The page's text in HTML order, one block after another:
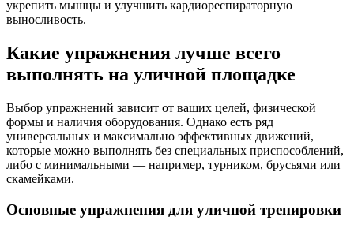
укрепить мышцы и улучшить кардиореспираторную
выносливость.
Какие упражнения лучше всего
выполнять на уличной площадке
Выбор упражнений зависит от ваших целей, физической
формы и наличия оборудования. Однако есть ряд
универсальных и максимально эффективных движений,
которые можно выполнять без специальных приспособлений,
либо с минимальными — например, турником, брусьями или
скамейками.
Основные упражнения для уличной тренировки